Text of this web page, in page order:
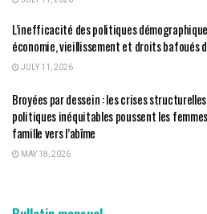
L’inefficacité des politiques
économie, vieillissement et droits bafoués
JULY 11, 2026
Broyées par dessein : les crises
politiques inéquitables poussent les
famille vers l’abîme
MAY 18, 2026